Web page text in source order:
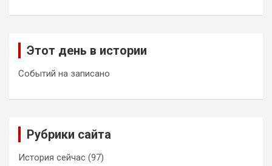
Этот день в истории
Событий на записано
Рубрики сайта
История сейчас (97)